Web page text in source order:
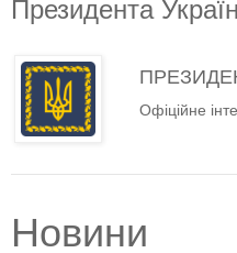
Президента
Офіційне
Новини